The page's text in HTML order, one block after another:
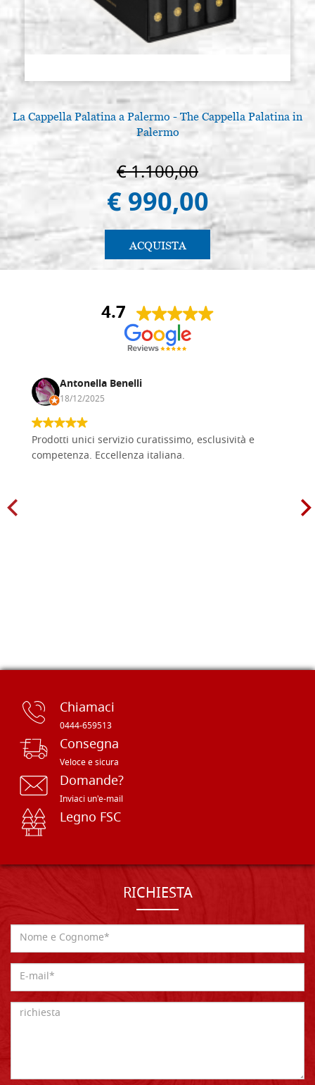
La Cappella Palatina a Palermo - The Cappella Palatina in
Palermo
€ 1.100,00
€ 990,00
ACQUISTA
4.7
Antonella Benelli
18/12/2025
Prodotti unici servizio curatissimo, esclusività e
competenza. Eccellenza italiana.
Chiamaci
0444-659513
Consegna
Veloce e sicura
Domande?
Inviaci un'e-mail
Legno FSC
RICHIESTA